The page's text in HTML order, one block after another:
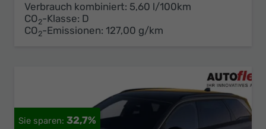
Verbrauch kombiniert: 5,60 l/100km
CO2-Klasse: D
CO2-Emissionen: 127,00 g/km
32,7%